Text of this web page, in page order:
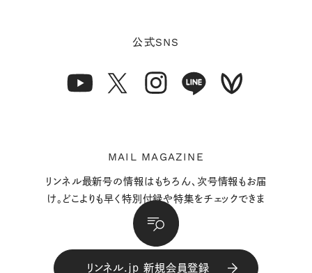
公式SNS
MAIL MAGAZINE
リンネル最新号の情報はもちろん、次号情報もお届
け。どこよりも早く特別付録や特集をチェックできま
す。
リンネル.jp 新規会員登録